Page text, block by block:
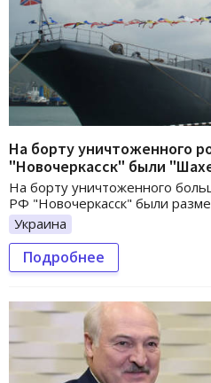
На борту уничтоженного
"Новочеркасск" были
На борту уничтоженного
РФ "Новочеркасск" были
Украина
Подробнее